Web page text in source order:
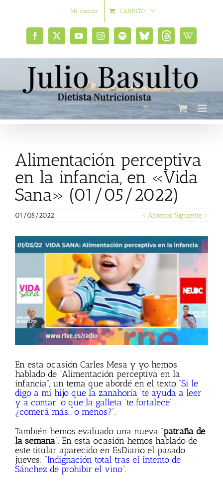
Mi cuenta CARRITO
Facebook
X YouTubeInstagramSpotifyBluesky
social
ThreadsWikipedia
Alimentación perceptiva
en la infancia, en «Vida
Sana» (01/05/2022)
01/05/2022 < Anterior Siguiente >
Ver
imagen
En esta ocasión Carles Mesa y yo hemos
hablado de “Alimentación perceptiva en la
infancia”, un tema que abordé en el texto “Si le
digo a mi hijo que la zanahoria ‘te ayuda a leer
y a contar’ o que la galleta ‘te fortalece’
¿comerá más… o menos?”.
También hemos evaluado una nueva “patraña de
la semana”. En esta ocasión hemos hablado de
este titular aparecido en EsDiario el pasado
jueves: “Indignación total tras el intento de
Sánchez de prohibir el vino”.